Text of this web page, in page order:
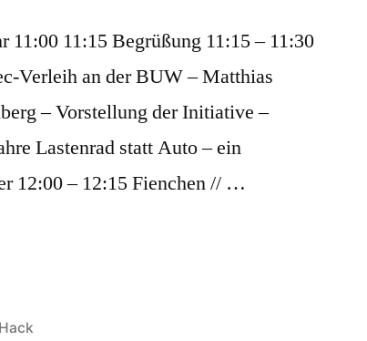
11:00 11:15 Begrüßung 11:15 – 11:30
Verleih an der BUW – Matthias
– Vorstellung der Initiative –
Lastenrad statt Auto – ein
12:00 – 12:15 Fienchen // …